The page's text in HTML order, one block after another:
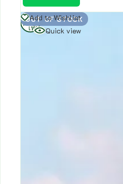
OUT OF STOCK
Add to Wishlist
Quick view
อ่าน
เพิ่ม